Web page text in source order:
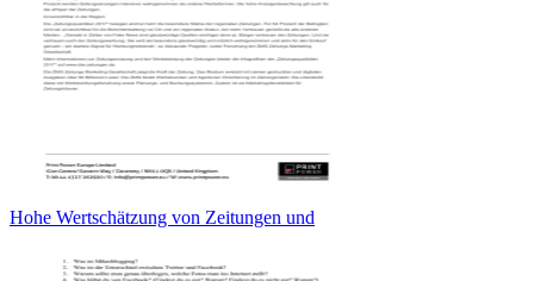
Hohe Wertschätzung von Zeitungen und